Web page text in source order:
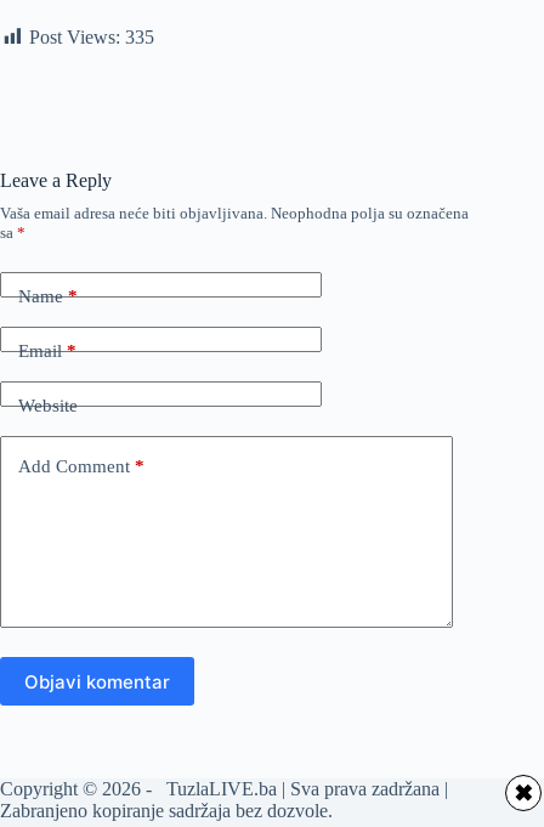
Post Views: 335
Leave a Reply
Vaša email adresa neće biti objavljivana. Neophodna polja su označena
sa *
Name*
Email*
Website
Add Comment *
Objavi komentar
Copyright © 2026 - TuzlaLIVE.ba | Sva prava zadržana |
Zabranjeno kopiranje sadržaja bez dozvole.
✖